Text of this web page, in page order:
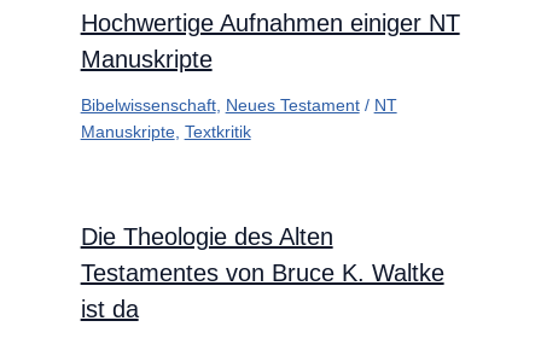
Hochwertige Aufnahmen einiger NT
Manuskripte
Bibelwissenschaft, Neues Testament/ NT
Manuskripte, Textkritik
Die Theologie des Alten
Testamentes von Bruce K. Waltke
ist da